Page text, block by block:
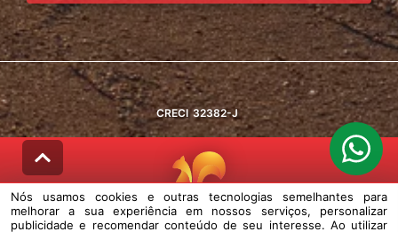
CRECI 32382-J
© DESENVOLVIDO PELAAGIL.NET
Nós usamos cookies e outras tecnologias semelhantes para
melhorar a sua experiência em nossos serviços, personalizar
publicidade e recomendar conteúdo de seu interesse. Ao utilizar